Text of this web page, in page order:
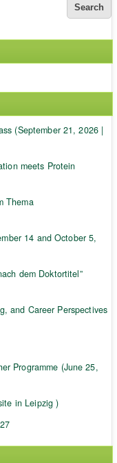
(September 21, 2026 |
meets Protein
Thema
14 and October 5,
dem Doktortitel”
and Career Perspectives
Programme (June 25,
in Leipzig )